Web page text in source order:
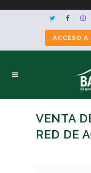
ACCESO
VENTA
RED DE